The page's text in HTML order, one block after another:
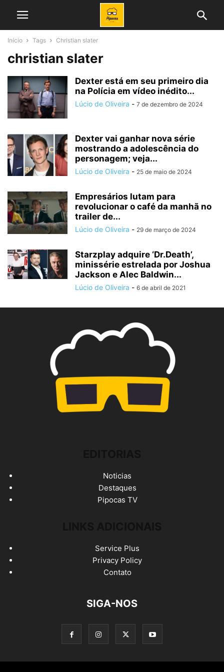
Início Tags Christian slater
christian slater
Dexter está em seu primeiro dia
na Polícia em vídeo inédito...
Lúcio de Oliveira - 7 de dezembro de 2024
Dexter vai ganhar nova série
mostrando a adolescência do
personagem; veja...
Lúcio de Oliveira - 25 de maio de 2024
Empresários lutam para
revolucionar o café da manhã no
trailer de...
Lúcio de Oliveira - 29 de março de 2024
Starzplay adquire ‘Dr.Death’,
minissérie estrelada por Joshua
Jackson e Alec Baldwin...
Lúcio de Oliveira - 6 de abril de 2021
Noticias
Destaques
Pipocas TV
Service Plus
Privacy Policy
Contato
SIGA-NOS